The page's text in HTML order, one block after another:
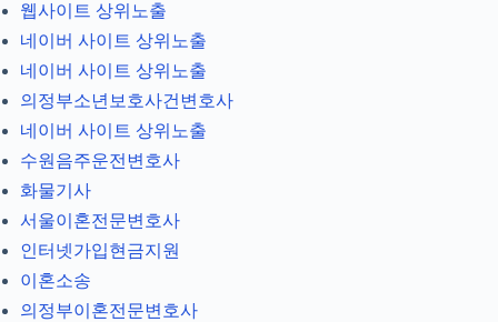
웹사이트 상위노출
네이버 사이트 상위노출
네이버 사이트 상위노출
의정부소년보호사건변호사
네이버 사이트 상위노출
수원음주운전변호사
화물기사
서울이혼전문변호사
인터넷가입현금지원
이혼소송
의정부이혼전문변호사